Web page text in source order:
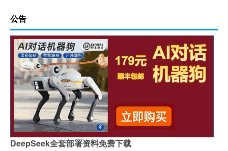
公告
DeepSeek全套部署资料免费下载